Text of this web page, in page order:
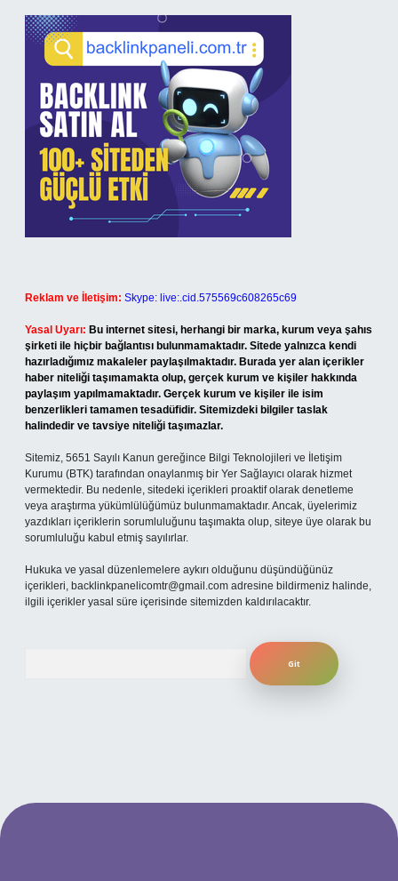
Reklam ve İletişim: Skype: live:.cid.575569c608265c69
Yasal Uyarı: Bu internet sitesi, herhangi bir marka, kurum veya şahıs
şirketi ile hiçbir bağlantısı bulunmamaktadır. Sitede yalnızca kendi
hazırladığımız makaleler paylaşılmaktadır. Burada yer alan içerikler
haber niteliği taşımamakta olup, gerçek kurum ve kişiler hakkında
paylaşım yapılmamaktadır. Gerçek kurum ve kişiler ile isim
benzerlikleri tamamen tesadüfidir. Sitemizdeki bilgiler taslak
halindedir ve tavsiye niteliği taşımazlar.
Sitemiz, 5651 Sayılı Kanun gereğince Bilgi Teknolojileri ve İletişim
Kurumu (BTK) tarafından onaylanmış bir Yer Sağlayıcı olarak hizmet
vermektedir. Bu nedenle, sitedeki içerikleri proaktif olarak denetleme
veya araştırma yükümlülüğümüz bulunmamaktadır. Ancak, üyelerimiz
yazdıkları içeriklerin sorumluluğunu taşımakta olup, siteye üye olarak bu
sorumluluğu kabul etmiş sayılırlar.
Hukuka ve yasal düzenlemelere aykırı olduğunu düşündüğünüz
içerikleri, backlinkpanelicomtr@gmail.com adresine bildirmeniz halinde,
ilgili içerikler yasal süre içerisinde sitemizden kaldırılacaktır.